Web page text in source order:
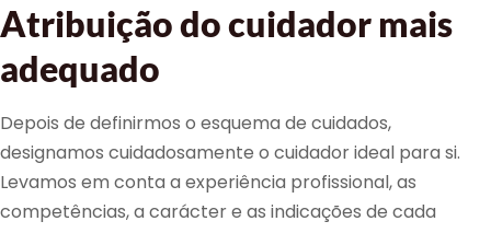
Atribuição do cuidador mais
adequado
Depois de definirmos o esquema de cuidados,
designamos cuidadosamente o cuidador ideal para si.
Levamos em conta a experiência profissional, as
competências, a carácter e as indicações de cada